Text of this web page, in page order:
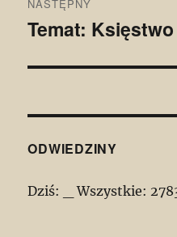
NASTĘPNY
Następny
Temat:
ODWIEDZINY
Dziś: Wszystkie: